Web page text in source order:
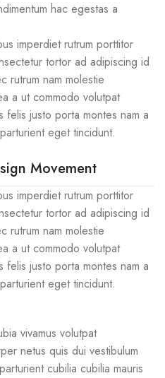
hac egestas a
imperdiet rutrum porttitor
tortor ad adipiscing id
rutrum nam molestie
a ut commodo volutpat
felis justo porta montes nam a
eget tincidunt.
Movement
imperdiet rutrum porttitor
tortor ad adipiscing id
rutrum nam molestie
a ut commodo volutpat
felis justo porta montes nam a
eget tincidunt.
vivamus volutpat
netus quis dui vestibulum
cubilia cubilia mauris